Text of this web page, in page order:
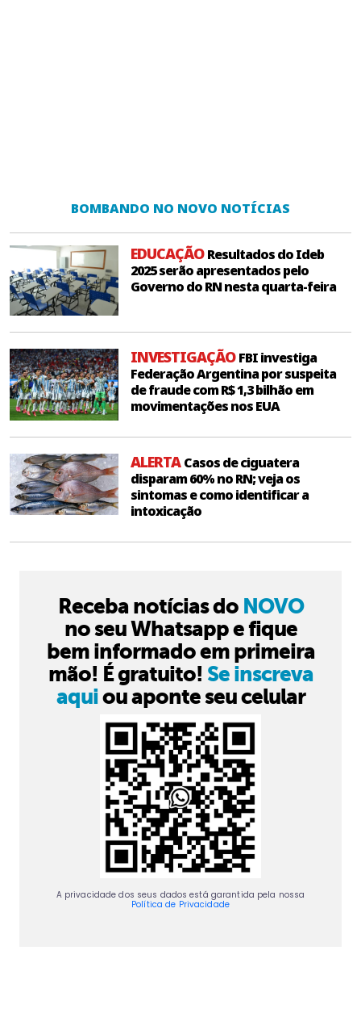
BOMBANDO NO NOVO NOTÍCIAS
EDUCAÇÃOResultados do Ideb
2025 serão apresentados pelo
Governo do RN nesta quarta-feira
INVESTIGAÇÃOFBI investiga
Federação Argentina por suspeita
de fraude com R$ 1,3 bilhão em
movimentações nos EUA
ALERTACasos de ciguatera
disparam 60% no RN; veja os
sintomas e como identificar a
intoxicação
Receba notícias do NOVO
no seu Whatsapp e fique
bem informado em primeira
mão! É gratuito! Se inscreva
aquiou aponte seu celular
A privacidade dos seus dados está garantida pela nossa
Política de Privacidade